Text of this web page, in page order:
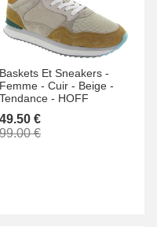
Baskets Et Sneakers -
Femme - Cuir - Beige -
Tendance - HOFF
49.50 €
99.00 €